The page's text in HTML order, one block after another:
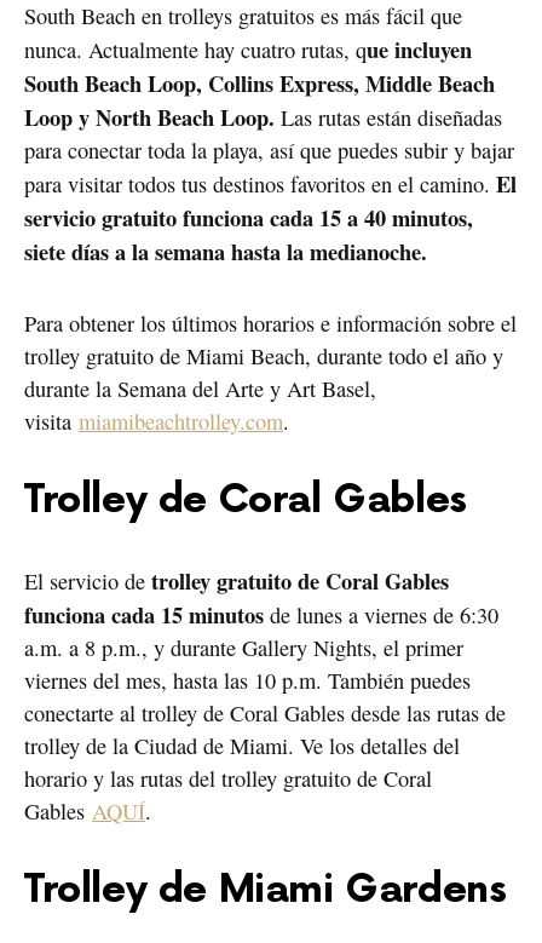
South Beach en trolleys gratuitos es más fácil que
nunca. Actualmente hay cuatro rutas, que incluyen
South Beach Loop, Collins Express, Middle Beach
Loop y North Beach Loop. Las rutas están diseñadas
para conectar toda la playa, así que puedes subir y bajar
para visitar todos tus destinos favoritos en el camino. El
servicio gratuito funciona cada 15 a 40 minutos,
siete días a la semana hasta la medianoche.
Para obtener los últimos horarios e información sobre el
trolley gratuito de Miami Beach, durante todo el año y
durante la Semana del Arte y Art Basel,
visita miamibeachtrolley.com.
Trolley de Coral Gables
El servicio de trolley gratuito de Coral Gables
funciona cada 15 minutos de lunes a viernes de 6:30
a.m. a 8 p.m., y durante Gallery Nights, el primer
viernes del mes, hasta las 10 p.m. También puedes
conectarte al trolley de Coral Gables desde las rutas de
trolley de la Ciudad de Miami. Ve los detalles del
horario y las rutas del trolley gratuito de Coral
Gables AQUÍ.
Trolley de Miami Gardens